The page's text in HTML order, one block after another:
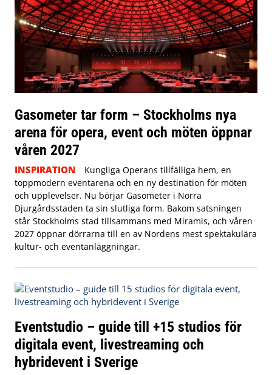
Gasometer tar form – Stockholms nya
arena för opera, event och möten öppnar
våren 2027
INSPIRATION
Kungliga Operans tillfälliga hem, en
toppmodern eventarena och en ny destination för möten
och upplevelser. Nu börjar Gasometer i Norra
Djurgårdsstaden ta sin slutliga form. Bakom satsningen
står Stockholms stad tillsammans med Miramis, och våren
2027 öppnar dörrarna till en av Nordens mest spektakulära
kultur- och eventanläggningar.
Eventstudio – guide till +15 studios för
digitala event, livestreaming och
hybridevent i Sverige